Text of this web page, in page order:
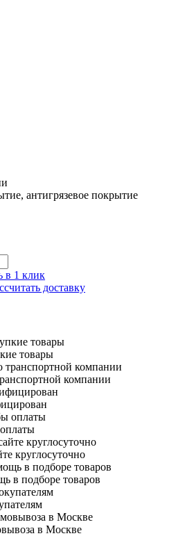
антигрязевое покрытие
в 1 клик
доставку
товары
компании
круглосуточно
в подборе товаров
в Москве